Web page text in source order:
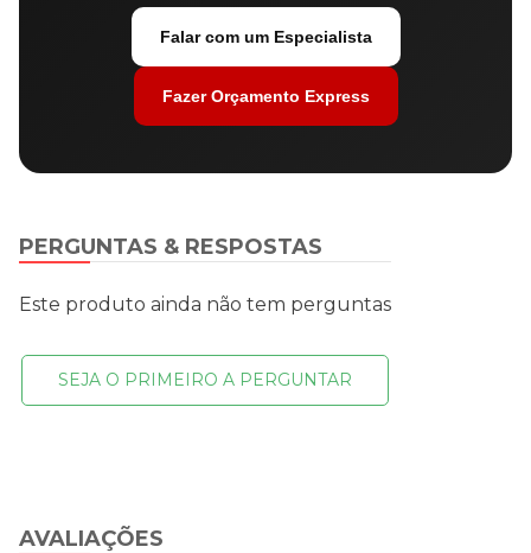
Falar com um Especialista
Fazer Orçamento Express
AVALIAÇÕES
PERGUNTAS & RESPOSTAS
Este produto ainda não tem perguntas
SEJA O PRIMEIRO A PERGUNTAR